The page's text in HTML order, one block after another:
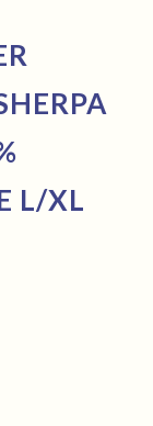
L/XL